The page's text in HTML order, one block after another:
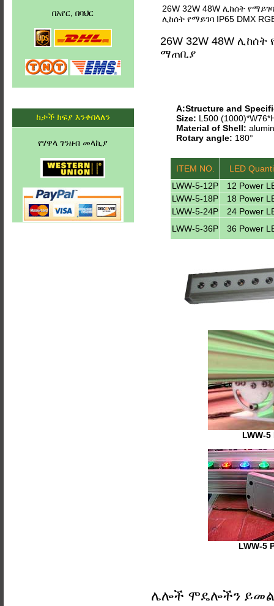
26W 32W 48W ሊከሰት
ሊከሰት የማይገባ IP65 DMX
26W 32W 48W
ማጠቢያ
A:Structure and
Size: L500
Material of Shell:
Rotary angle: 180°
ITEM NO.
LED
LWW-5-12P
12 Power
LWW-5-18P
18 Power
LWW-5-24P
24 Power
LWW-5-36P
36 Power
LWW-5
LWW-5
ሌሎች ሞዴሎችን
በአየር, በባህር
ከታች ክፍያ እንቀበላለን
የሃዋላ ገንዘብ መላኪያ